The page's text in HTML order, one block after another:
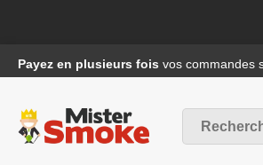
au
Payez en plusieurs fois vos commandes
pour :